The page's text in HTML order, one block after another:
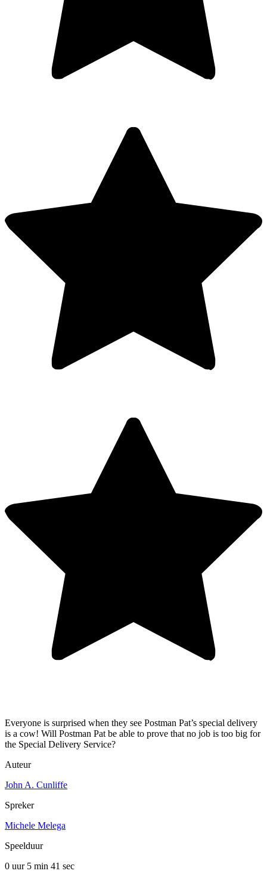
Everyone is surprised when they see Postman Pat’s special delivery
is a cow! Will Postman Pat be able to prove that no job is too big for
the Special Delivery Service?
Auteur
John A. Cunliffe
Spreker
Michele Melega
Speelduur
0 uur 5 min 41 sec